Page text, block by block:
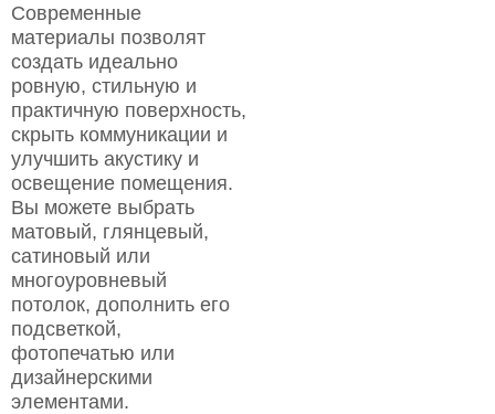
Современные
материалы позволят
создать идеально
ровную, стильную и
практичную поверхность,
скрыть коммуникации и
улучшить акустику и
освещение помещения.
Вы можете выбрать
матовый, глянцевый,
сатиновый или
многоуровневый
потолок, дополнить его
подсветкой,
фотопечатью или
дизайнерскими
элементами.